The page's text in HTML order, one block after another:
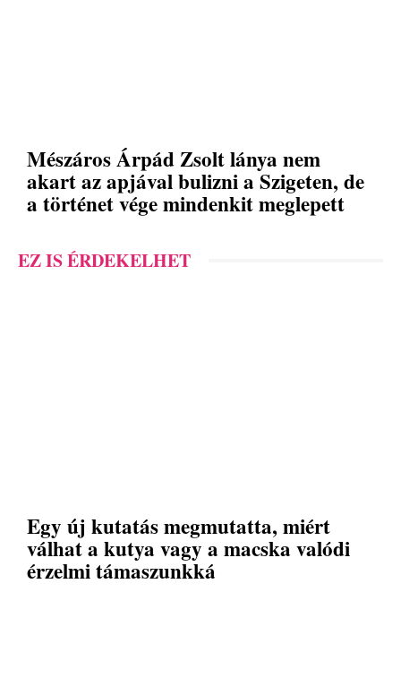
Mészáros Árpád Zsolt lánya nem
akart az apjával bulizni a Szigeten, de
a történet vége mindenkit meglepett
EZ IS ÉRDEKELHET
Egy új kutatás megmutatta, miért
válhat a kutya vagy a macska valódi
érzelmi támaszunkká